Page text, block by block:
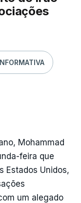
Mohammad
feira que
Estados Unidos,
um alegado